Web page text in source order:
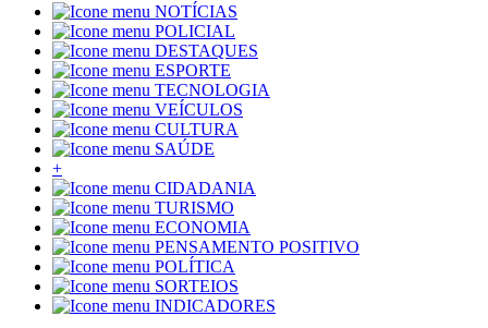
NOTÍCIAS
POLICIAL
DESTAQUES
ESPORTE
TECNOLOGIA
VEÍCULOS
CULTURA
SAÚDE
+
CIDADANIA
TURISMO
ECONOMIA
PENSAMENTO POSITIVO
POLÍTICA
SORTEIOS
INDICADORES